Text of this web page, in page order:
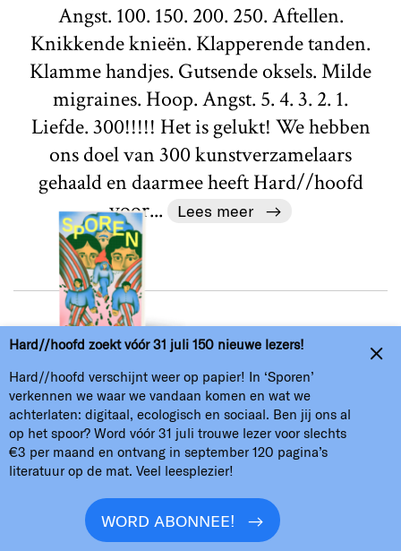
Angst. 100. 150. 200. 250. Aftellen.
Knikkende knieën. Klapperende tanden.
Klamme handjes. Gutsende oksels. Milde
migraines. Hoop. Angst. 5. 4. 3. 2. 1.
Liefde. 300!!!!! Het is gelukt! We hebben
ons doel van 300 kunstverzamelaars
gehaald en daarmee heeft Hard//hoofd
voor...
Lees meer
Geen categorie
Veelgestelde vragen
Tekst Redactie
Zoals je misschien wel gemerkt hebt is
Hard//hoofd deze maand bezig met een
donateurscampagne. Voor 8 maart
hebben we 300 kunstverzamelaars nodig
Hard//hoofd zoekt vóór 31 juli 150 nieuwe lezers!
Hard//hoofd verschijnt weer op papier! In ‘Sporen’
verkennen we waar we vandaan komen en wat we
achterlaten: digitaal, ecologisch en sociaal. Ben jij ons al
op het spoor? Word vóór 31 juli trouwe lezer voor slechts
€3 per maand en ontvang in september 120 pagina’s
literatuur op de mat. Veel leesplezier!
WORD ABONNEE!